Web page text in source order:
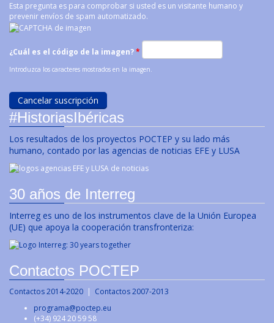
Esta pregunta es para comprobar si usted es un visitante humano y
prevenir envíos de spam automatizado.
¿Cuál es el código de la imagen?*
Introduzca los caracteres mostrados en la imagen.
#HistoriasIbéricas
Los resultados de los proyectos POCTEP y su lado más
humano, contado por las agencias de noticias EFE y LUSA
30 años de Interreg
Interreg es uno de los instrumentos clave de la Unión Europea
(UE) que apoya la cooperación transfronteriza:
Contactos POCTEP
Contactos 2014-2020 | Contactos 2007-2013
programa@poctep.eu
(+34) 924 20 59 58